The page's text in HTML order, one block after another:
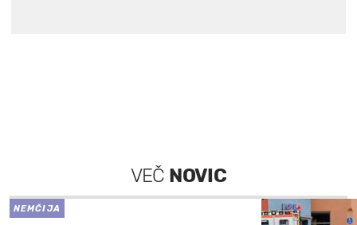
VEČ NOVIC
NEMČIJA